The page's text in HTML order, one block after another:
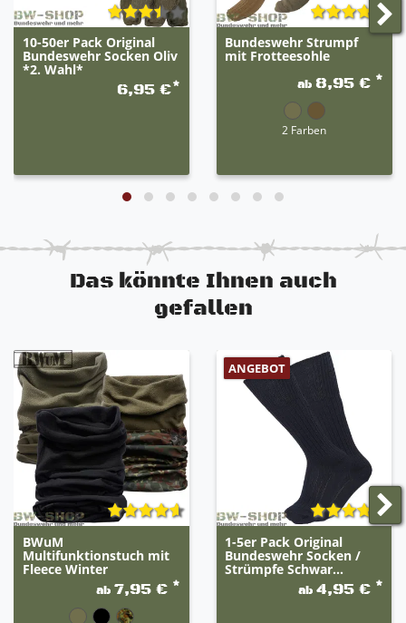
10-50er Pack Original
Bundeswehr Socken Oliv
*2. Wahl*
6,95 €*
Bundeswehr Strumpf
mit Frotteesohle
ab 8,95 € *
2 Farben
Das könnte Ihnen auch
gefallen
BWuM
Multifunktionstuch mit
Fleece Winter
ab7,95 € *
ANGEBOT
1-5er Pack Original
Bundeswehr Socken /
Strümpfe Schwar...
ab 4,95 € *